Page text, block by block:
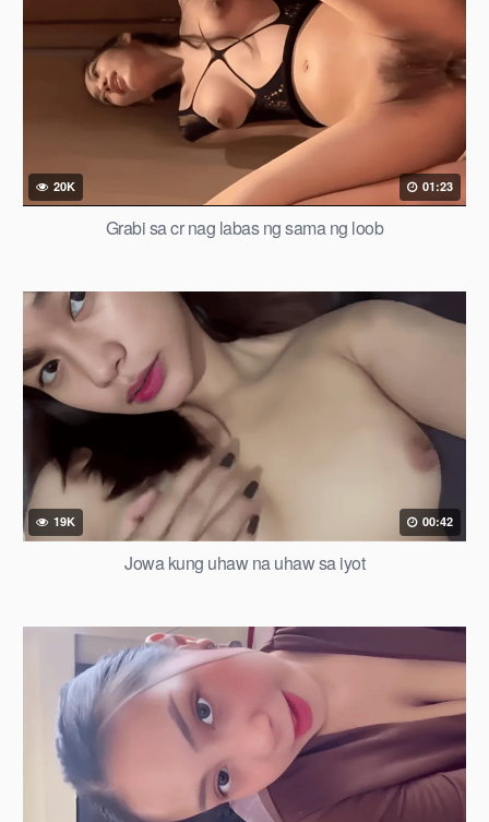
20K 01:23
Grabi sa cr nag labas ng sama ng loob
19K 00:42
Jowa kung uhaw na uhaw sa iyot